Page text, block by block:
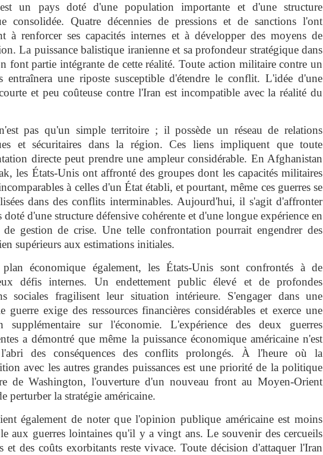
un pays doté d'une population importante et d'une structure
consolidée. Quatre décennies de pressions et de sanctions l'ont
à renforcer ses capacités internes et à développer des moyens de
La puissance balistique iranienne et sa profondeur stratégique dans
font partie intégrante de cette réalité. Toute action militaire contre un
entraînera une riposte susceptible d'étendre le conflit. L'idée d'une
et peu coûteuse contre l'Iran est incompatible avec la réalité du
pas qu'un simple territoire ; il possède un réseau de relations
et sécuritaires dans la région. Ces liens impliquent que toute
directe peut prendre une ampleur considérable. En Afghanistan
les États-Unis ont affronté des groupes dont les capacités militaires
à celles d'un État établi, et pourtant, même ces guerres se
dans des conflits interminables. Aujourd'hui, il s'agit d'affronter
doté d'une structure défensive cohérente et d'une longue expérience en
de gestion de crise. Une telle confrontation pourrait engendrer des
supérieurs aux estimations initiales.
économique également, les États-Unis sont confrontés à de
défis internes. Un endettement public élevé et de profondes
sociales fragilisent leur situation intérieure. S'engager dans une
guerre exige des ressources financières considérables et exerce une
supplémentaire sur l'économie. L'expérience des deux guerres
a démontré que même la puissance économique américaine n'est
des conséquences des conflits prolongés. À l'heure où la
avec les autres grandes puissances est une priorité de la politique
de Washington, l'ouverture d'un nouveau front au Moyen-Orient
perturber la stratégie américaine.
également de noter que l'opinion publique américaine est moins
aux guerres lointaines qu'il y a vingt ans. Le souvenir des cercueils
et des coûts exorbitants reste vivace. Toute décision d'attaquer l'Iran